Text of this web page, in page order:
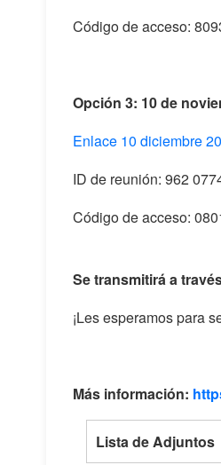
Código de acceso:
Opción 3: 10 de
Enlace 10 diciembre
ID de reunión: 962
Código de acceso:
Se transmitirá a
¡Les esperamos para
Más información:
Lista de Adjuntos